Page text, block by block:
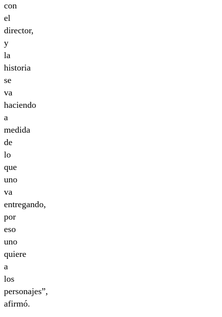
con
el
director,
y
la
historia
se
va
haciendo
a
medida
de
lo
que
uno
va
entregando,
por
eso
uno
quiere
a
los
personajes”,
afirmó.